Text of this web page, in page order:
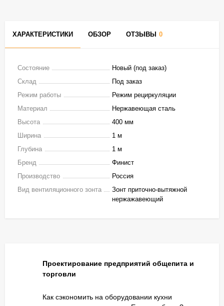
ХАРАКТЕРИСТИКИ ОБЗОР ОТЗЫВЫ 0
Состояние
Новый (под заказ)
Склад
Под заказ
Режим работы
Режим рециркуляции
Материал
Нержавеющая сталь
Высота
400 мм
Ширина
1 м
Глубина
1 м
Бренд
Финист
Производство
Россия
Вид вентиляционного зонта
Зонт приточно-вытяжной
нержажавеющий
Проектирование предприятий общепита и
торговли
Как сэкономить на оборудовании кухни